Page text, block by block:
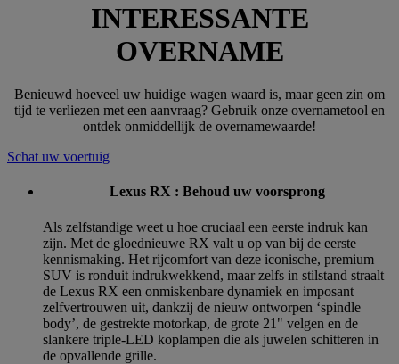
INTERESSANTE
OVERNAME
Benieuwd hoeveel uw huidige wagen waard is, maar geen zin om
tijd te verliezen met een aanvraag? Gebruik onze overnametool en
ontdek onmiddellijk de overnamewaarde!
Schat uw voertuig
Lexus RX : Behoud uw voorsprong
Als zelfstandige weet u hoe cruciaal een eerste indruk kan
zijn. Met de gloednieuwe RX valt u op van bij de eerste
kennismaking. Het rijcomfort van deze iconische, premium
SUV is ronduit indrukwekkend, maar zelfs in stilstand straalt
de Lexus RX een onmiskenbare dynamiek en imposant
zelfvertrouwen uit, dankzij de nieuw ontworpen ‘spindle
body’, de gestrekte motorkap, de grote 21" velgen en de
slankere triple-LED koplampen die als juwelen schitteren in
de opvallende grille.